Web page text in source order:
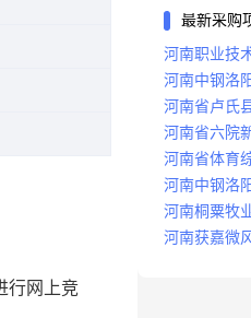
行网上竞
最新采购
河南职业技
河南中钢洛
标
河南省卢氏
标公告
河南省六院
河南省体育
河南中钢洛
标
河南桐粟牧
河南获嘉微